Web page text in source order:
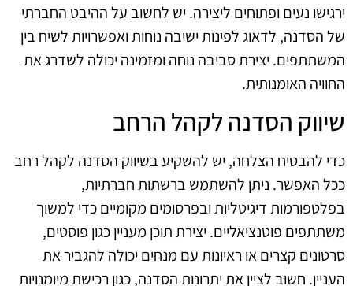
ירגישו נעים ופתוחים ליצירה. יש לחשוב על ההיבט החברתי
של הסדנה, לדאוג לפינות ישיבה נוחות ואפשרויות לשיח בין
המשתתפים. יצירת סביבה נוחה ומזמינה יכולה לשדרג את
החוויה האומנותית.
שיווק הסדנה לקהל הרחב
כדי להבטיח הצלחה, יש להשקיע בשיווק הסדנה לקהל רחב
ככל האפשר. ניתן להשתמש ברשתות חברתיות,
בפלטפורמות דיגיטליות ובפרסומים מקומיים כדי למשוך
משתתפים פוטנציאליים. יצירת תוכן מעניין כגון פוסטים,
סרטונים קצרים או ראיונות עם מנחים יכולה להגביר את
העניין. חשוב לציין את יתרונות הסדנה, כגון רכישת מיומנויות